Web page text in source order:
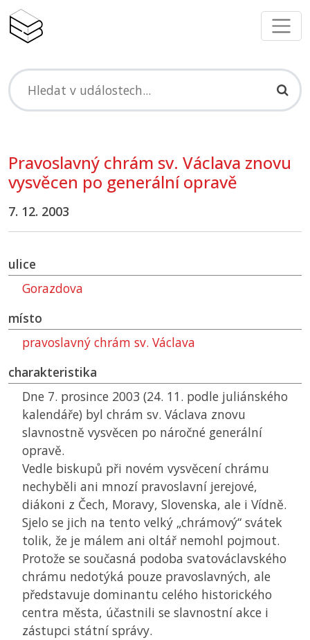
Pravoslavný chrám sv. Václava znovu
vysvěcen po generální opravě
7. 12. 2003
ulice
Gorazdova
místo
pravoslavný chrám sv. Václava
charakteristika
Dne 7. prosince 2003 (24. 11. podle juliánského
kalendáře) byl chrám sv. Václava znovu
slavnostně vysvěcen po náročné generální
opravě.
Vedle biskupů při novém vysvěcení chrámu
nechyběli ani mnozí pravoslavní jerejové,
diákoni z Čech, Moravy, Slovenska, ale i Vídně.
Sjelo se jich na tento velký „chrámový“ svátek
tolik, že je málem ani oltář nemohl pojmout.
Protože se současná podoba svatováclavského
chrámu nedotýká pouze pravoslavných, ale
představuje dominantu celého historického
centra města, účastnili se slavnostní akce i
zástupci státní správy.